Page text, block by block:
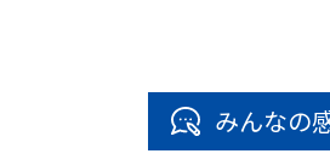
みんなの